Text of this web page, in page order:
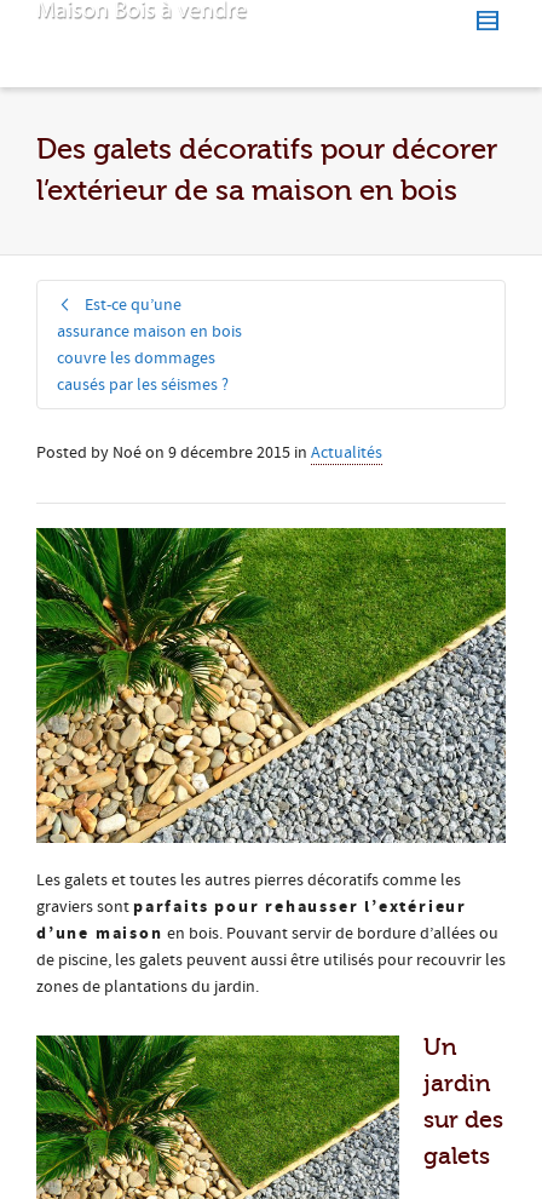
Des galets décoratifs pour décorer
l’extérieur de sa maison en bois
Est-ce qu’une
assurance maison en bois
couvre les dommages
causés par les séismes ?
Posted by Noéon 9 décembre 2015 in Actualités
Les galets et toutes les autres pierres décoratifs comme les
graviers sont parfaits pour rehausser l’extérieur
d’une maison en bois. Pouvant servir de bordure d’allées ou
de piscine, les galets peuvent aussi être utilisés pour recouvrir les
zones de plantations du jardin.
Un
jardin
sur des
galets